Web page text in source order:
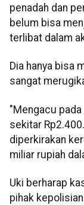
penadah dan
belum bisa
terlibat dalam
Dia hanya bisa
sangat
"Mengacu
sekitar
diperkirakan
miliar rupiah
Uki berharap
pihak